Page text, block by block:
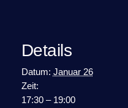
Details
Datum: Januar 26
Zeit:
17:30 – 19:00